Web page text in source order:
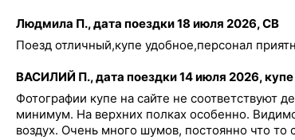
Людмила П., дата поездки 18 июля 2026, СВ
Поезд отличный,купе удобное,персонал
ВАСИЛИЙ П., дата поездки 14 июля 2026, купе
Фотографии купе на сайте не соответствуют
минимум. На верхних полках особенно.
воздух. Очень много шумов, постоянно что то